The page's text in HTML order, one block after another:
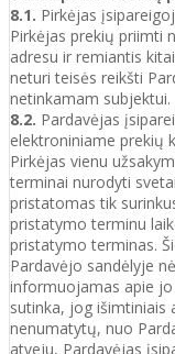
8.1. Pirkėjas
Pirkėjas prekių priimti
adresu ir remiantis
neturi teisės reikšti
netinkamam subjektui.
8.2. Pardavėjas
elektroniniame prekių
Pirkėjas vienu
terminai nurodyti
pristatomas tik
pristatymo terminu
pristatymo terminas.
Pardavėjo sandėlyje
informuojamas apie
sutinka, jog išimtiniais
nenumatytų, nuo
atveju, Pardavėjas